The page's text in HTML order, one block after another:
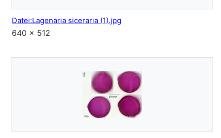
Datei:Lagenaria siceraria (1).jpg
640 × 512